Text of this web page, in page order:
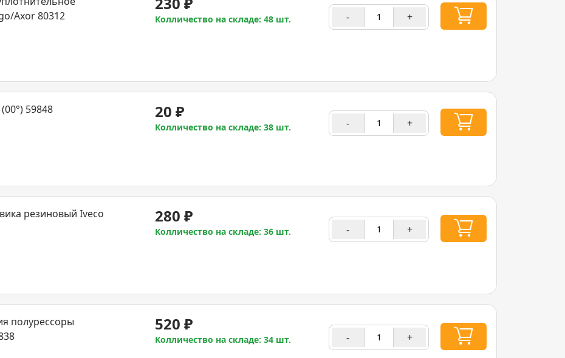
Axor 80312
Колличество на складе: 48 шт. - +
59848
20 ₽
Колличество на складе: 38 шт. - +
резиновый Iveco
280 ₽
Колличество на складе: 36 шт. - +
полурессоры
520 ₽
Колличество на складе: 34 шт. - +